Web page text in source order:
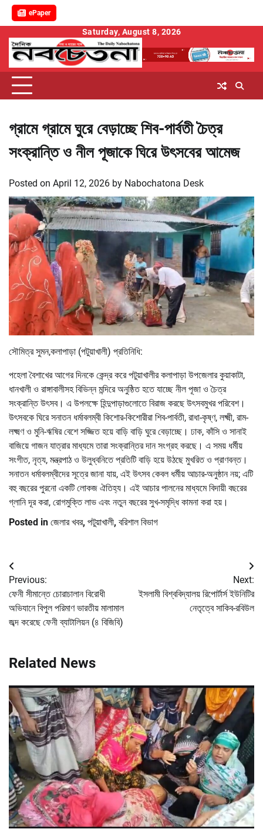
ePaper
content
Saturday, August 8, 2026
গ্রামে গ্রামে ঘুরে বেড়াচ্ছে শিব-পার্বতী চৈত্র
সংক্রান্তি ও নীল পূজাকে ঘিরে উৎসবের আমেজ
Posted on April 12, 2026 by Nabochatona Desk
সৌমিত্র সুমন,কলাপাড়া (পটুয়াখালী) প্রতিনিধি:
পহেলা বৈশাখের আগের দিনকে কেন্দ্র করে পটুয়াখালীর কলাপাড়া উপজেলার কুয়াকাটা,
ধানখালী ও রাঙ্গাবালীসহ বিভিন্ন মন্দিরে অনুষ্ঠিত হতে যাচ্ছে নীল পূজা ও চৈত্র
সংক্রান্তি উৎসব। এ উপলক্ষে হিন্দুপাড়াগুলোতে বিরাজ করছে উৎসবমুখর পরিবেশ।
উৎসবকে ঘিরে সনাতন ধর্মাবলম্বী কিশোর-কিশোরীরা শিব-পার্বতী, রাধা-কৃষ্ণ, লক্ষ্মী, রাম-
লক্ষ্মণ ও মুনি-ঋষির বেশে সজ্জিত হয়ে বাড়ি বাড়ি ঘুরে বেড়াচ্ছে। ঢাক, কাঁসি ও সানাই
বাজিয়ে গাজন যাত্রার মাধ্যমে তারা সংক্রান্তির দান সংগ্রহ করছে। এ সময় ধর্মীয়
সংগীত, নৃত্য, মন্ত্রপাঠ ও উলুধ্বনিতে প্রতিটি বাড়ি হয়ে উঠছে মুখরিত ও প্রাণবন্ত।
সনাতন ধর্মাবলম্বীদের সূত্রে জানা যায়, এই উৎসব কেবল ধর্মীয় আচার-অনুষ্ঠান নয়; এটি
বহু বছরের পুরনো একটি লোকজ ঐতিহ্য। এই আচার পালনের মাধ্যমে বিদায়ী বছরের
গ্লানি দূর করা, রোগমুক্তি লাভ এবং নতুন বছরের সুখ-সমৃদ্ধি কামনা করা হয়।
Posted in জেলার খবর, পটুয়াখালী, বরিশাল বিভাগ
Post
navigation
Previous:
ফেনী সীমান্তে চোরাচালান বিরোধী
অভিযানে বিপুল পরিমাণ ভারতীয় মালামাল
জব্দ করেছে ফেনী ব্যাটালিয়ন (৪ বিজিবি)
Next:
ইসলামী বিশ্ববিদ্যালয় রিপোর্টার্স ইউনিটির
নেতৃত্বে সাকিব-রবিউল
Related News